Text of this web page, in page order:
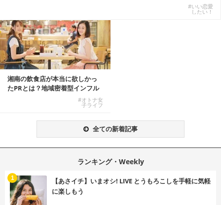
#いい恋愛
したい！
湘南の飲食店が本当に欲しかっ
たPRとは？地域密着型インフル
#オトナ女
子ライフ
全ての新着記事
ランキング・Weekly
【あさイチ】いまオシ! LIVE とうもろこしを手軽に気軽
に楽しもう
1